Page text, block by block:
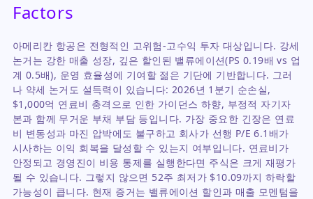
Factors
아메리칸 항공은 전형적인 고위험-고수익 투자 대상입니다. 강세
논거는 강한 매출 성장, 깊은 할인된 밸류에이션(PS 0.19배 vs 업
계 0.5배), 운영 효율성에 기여할 젊은 기단에 기반합니다. 그러
나 약세 논거도 설득력이 있습니다: 2026년 1분기 순손실,
$1,000억 연료비 충격으로 인한 가이던스 하향, 부정적 자기자
본과 함께 무거운 부채 부담 등입니다. 가장 중요한 긴장은 연료
비 변동성과 마진 압박에도 불구하고 회사가 선행 P/E 6.1배가
시사하는 이익 회복을 달성할 수 있는지 여부입니다. 연료비가
안정되고 경영진이 비용 통제를 실행한다면 주식은 크게 재평가
될 수 있습니다. 그렇지 않으면 52주 최저가 $10.09까지 하락할
가능성이 큽니다. 현재 증거는 밸류에이션 할인과 매출 모멘텀을